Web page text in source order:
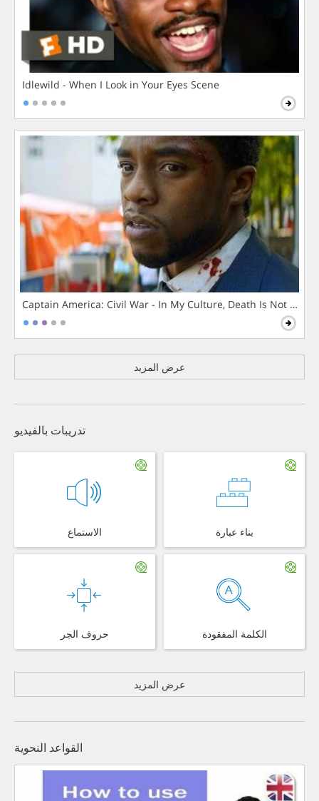
Idlewild - When I Look in Your Eyes Scene
Captain America: Civil War - In My Culture, Death Is Not The
عرض المزيد
تدريبات بالفيديو
الاستماع بناء عبارة
حروف الجر الكلمة المفقودة
عرض المزيد
القواعد النحوية